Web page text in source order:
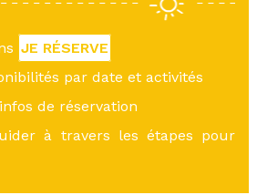
JE RÉSERVE
par date et activités
de réservation
à travers les étapes pour